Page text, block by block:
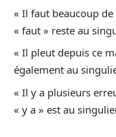
« Il faut beaucoup
« faut » reste au
« Il pleut depuis ce
également au
« Il y a plusieurs
« y a » est au